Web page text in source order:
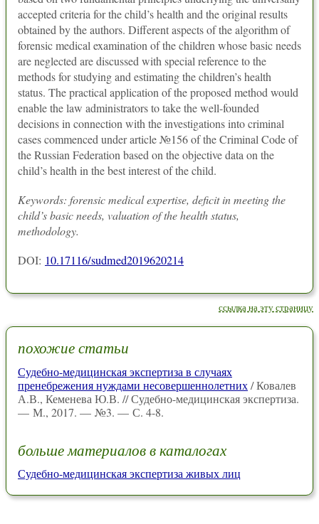
accepted criteria for the child’s health and the original results
obtained by the authors. Different aspects of the algorithm of
forensic medical examination of the children whose basic needs
are neglected are discussed with special reference to the
methods for studying and estimating the children’s health
status. The practical application of the proposed method would
enable the law administrators to take the well-founded
decisions in connection with the investigations into criminal
cases commenced under article №156 of the Criminal Code of
the Russian Federation based on the objective data on the
child’s health in the best interest of the child.
Keywords: forensic medical expertise, deficit in meeting the
child’s basic needs, valuation of the health status,
methodology.
DOI: 10.17116/sudmed2019620214
ссылка на эту страницу
похожие статьи
Судебно-медицинская экспертиза в случаях
пренебрежения нуждами несовершеннолетних/ Ковалев
А.В., Кеменева Ю.В. // Судебно-медицинская экспертиза.
— М., 2017. — №3. — С. 4-8.
больше материалов в каталогах
Судебно-медицинская экспертиза живых лиц